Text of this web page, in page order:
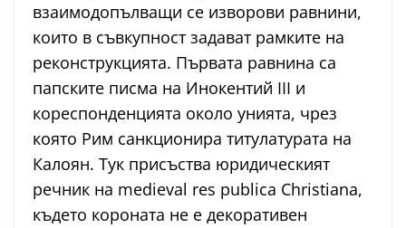
взаимодопълващи се изворови равнини,
които в съвкупност задават рамките на
реконструкцията. Първата равнина са
папските писма на Инокентий III и
кореспонденцията около унията, чрез
която Рим санкционира титулатурата на
Калоян. Тук присъства юридическият
речник на medieval res publica Christiana,
където короната не е декоративен